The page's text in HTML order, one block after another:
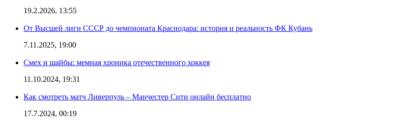
19.2.2026, 13:55
От Высшей лиги СССР до чемпионата Краснодара: история и реальность ФК Кубань
7.11.2025, 19:00
Смех и шайбы: мемная хроника отечественного хоккея
11.10.2024, 19:31
Как смотреть матч Ливерпуль – Манчестер Сити онлайн бесплатно
17.7.2024, 00:19